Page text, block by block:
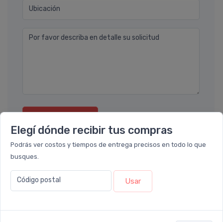
Elegí dónde recibir tus compras
Podrás ver costos y tiempos de entrega precisos en todo lo que
busques.
Código postal Usar
Ubicación
Por favor describa en detalle su solicitud
También te recomendamos...